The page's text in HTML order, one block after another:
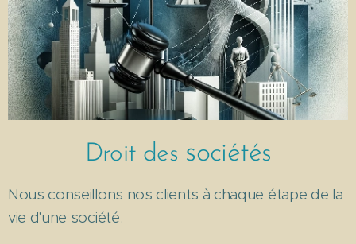
Droit des sociétés
Nous conseillons nos clients à chaque étape de la
vie d'une société.